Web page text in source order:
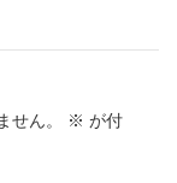
せん。 ※ が付